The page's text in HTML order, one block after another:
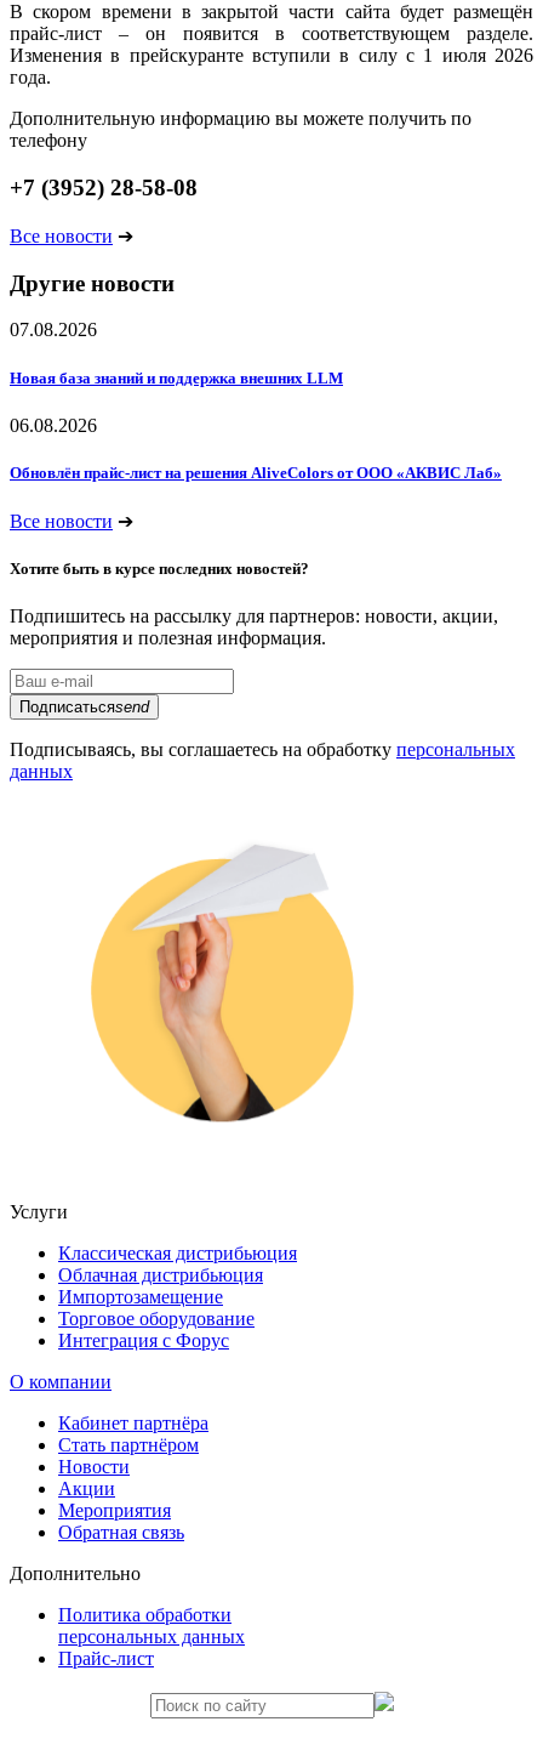
В скором времени в закрытой части сайта будет размещён
прайс-лист – он появится в соответствующем разделе.
Изменения в прейскуранте вступили в силу с 1 июля 2026
года.
Дополнительную информацию вы можете получить по
телефону
+7 (3952) 28-58-08
Все новости ➔
Другие новости
07.08.2026
Новая база знаний и поддержка внешних LLM
06.08.2026
Обновлён прайс-лист на решения AliveColors от ООО «АКВИС Лаб»
Все новости ➔
Хотите быть в курсе последних новостей?
Подпишитесь на рассылку для партнеров: новости, акции,
мероприятия и полезная информация.
Подписатьсяsend
Подписываясь, вы соглашаетесь на обработку персональных
данных
Услуги
Классическая дистрибьюция
Облачная дистрибьюция
Импортозамещение
Торговое оборудование
Интеграция с Форус
О компании
Кабинет партнёра
Стать партнёром
Новости
Акции
Мероприятия
Обратная связь
Дополнительно
Политика обработки
персональных данных
Прайс-лист